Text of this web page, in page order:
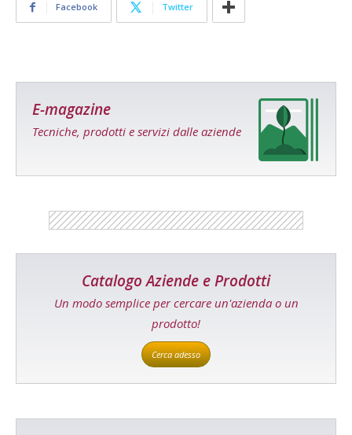
Facebook Twitter
E-magazine
Tecniche, prodotti e servizi dalle aziende
Catalogo Aziende e Prodotti
Un modo semplice per cercare un'azienda o un
prodotto!
Cerca adesso